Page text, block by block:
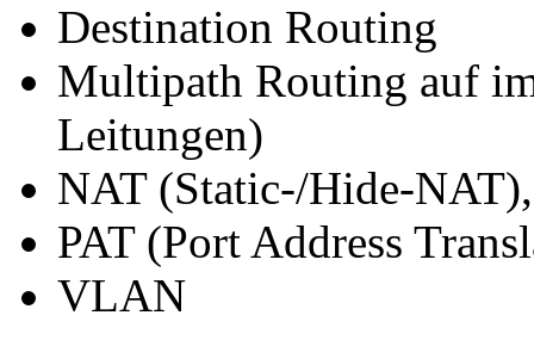
Destination Routing
Multipath Routing auf
Leitungen)
NAT (Static-/Hide-
PAT (Port Address
VLAN